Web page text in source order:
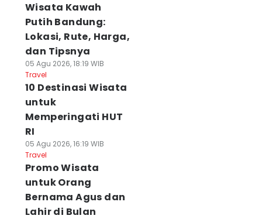
Wisata Kawah
Putih Bandung:
Lokasi, Rute, Harga,
dan Tipsnya
05 Agu 2026, 18:19 WIB
Travel
10 Destinasi Wisata
untuk
Memperingati HUT
RI
05 Agu 2026, 16:19 WIB
Travel
Promo Wisata
untuk Orang
Bernama Agus dan
Lahir di Bulan